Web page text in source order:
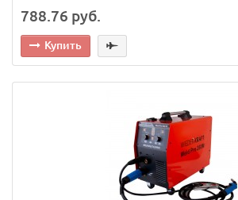
788.76 руб.
Купить